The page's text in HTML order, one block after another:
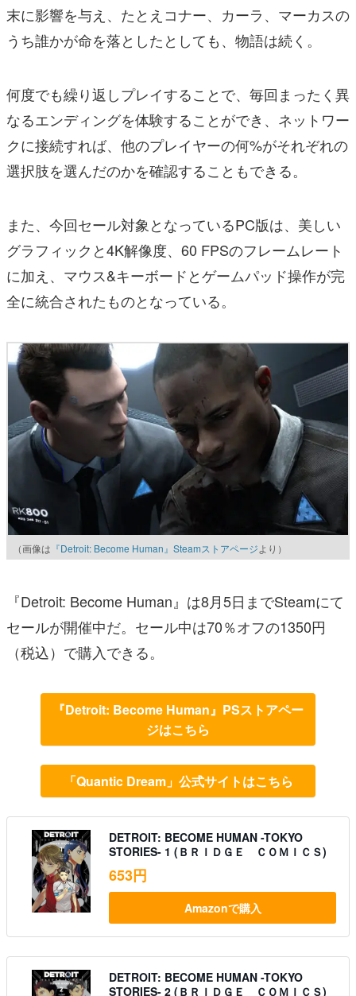
末に影響を与え、たとえコナー、カーラ、マーカスの
うち誰かが命を落としたとしても、物語は続く。
何度でも繰り返しプレイすることで、毎回まったく異
なるエンディングを体験することができ、ネットワー
クに接続すれば、他のプレイヤーの何%がそれぞれの
選択肢を選んだのかを確認することもできる。
また、今回セール対象となっているPC版は、美しい
グラフィックと4K解像度、60 FPSのフレームレート
に加え、マウス&キーボードとゲームパッド操作が完
全に統合されたものとなっている。
（画像は 『Detroit: Become Human』Steamストアページより）
『Detroit: Become Human』は8月5日までSteamにて
セールが開催中だ。セール中は70％オフの1350円
（税込）で購入できる。
『Detroit: Become Human』PSストアペー
ジはこちら
「Quantic Dream」公式サイトはこちら
DETROIT: BECOME HUMAN -TOKYO
STORIES- 1 (ＢＲＩＤＧＥ ＣＯＭＩＣＳ)
653円
Amazonで購入
DETROIT: BECOME HUMAN -TOKYO
STORIES- 2 (ＢＲＩＤＧＥ ＣＯＭＩＣＳ)